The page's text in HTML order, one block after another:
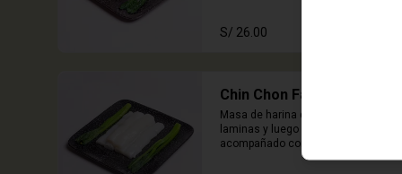
S/ 26.00
Chin Chon Fan Solo
Masa de harina de arroz cocida en
laminas y luego enrollado,
acompañado con salsa de sillao
con especias chinas de la casa.